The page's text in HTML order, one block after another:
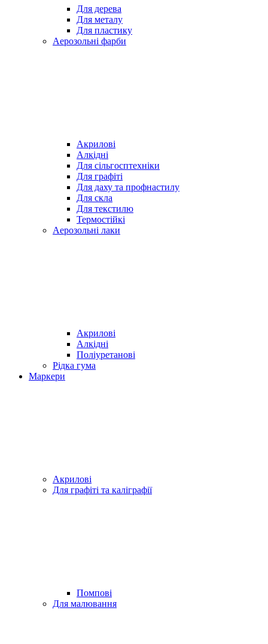
Для дерева
Для металу
Для пластику
Аерозольні фарби
Акрилові
Алкідні
Для cільгосптехніки
Для графіті
Для даху та профнастилу
Для скла
Для текстилю
Термостійкі
Аерозольні лаки
Акрилові
Алкідні
Поліуретанові
Рідка гума
Маркери
Акрилові
Для графіті та каліграфії
Помпові
Для малювання